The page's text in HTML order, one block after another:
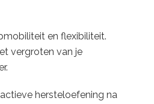
en flexibiliteit.
vergroten van je
hersteloefening na